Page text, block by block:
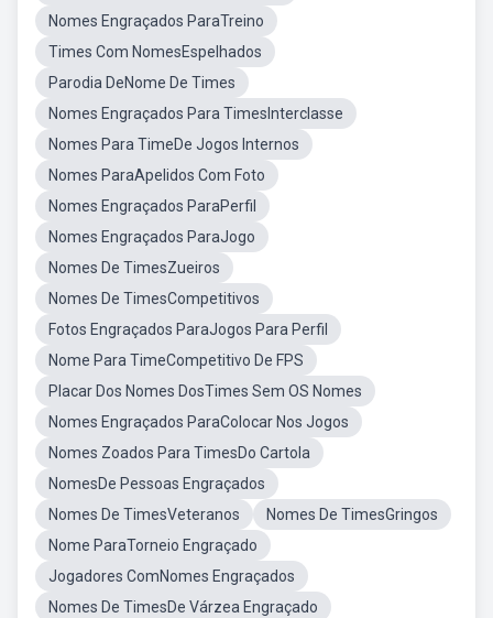
Nomes Engraçados ParaTreino
Times Com NomesEspelhados
Parodia DeNome De Times
Nomes Engraçados Para TimesInterclasse
Nomes Para TimeDe Jogos Internos
Nomes ParaApelidos Com Foto
Nomes Engraçados ParaPerfil
Nomes Engraçados ParaJogo
Nomes De TimesZueiros
Nomes De TimesCompetitivos
Fotos Engraçados ParaJogos Para Perfil
Nome Para TimeCompetitivo De FPS
Placar Dos Nomes DosTimes Sem OS Nomes
Nomes Engraçados ParaColocar Nos Jogos
Nomes Zoados Para TimesDo Cartola
NomesDe Pessoas Engraçados
Nomes De TimesVeteranos
Nomes De TimesGringos
Nome ParaTorneio Engraçado
Jogadores ComNomes Engraçados
Nomes De TimesDe Várzea Engraçado